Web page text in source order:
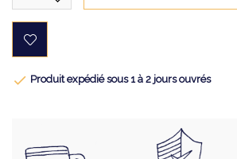
 Produit expédié sous 1 à 2 jours ouvrés